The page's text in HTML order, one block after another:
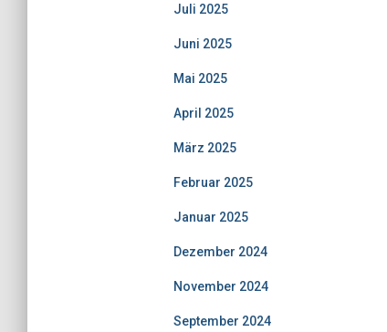
Juli 2025
Juni 2025
Mai 2025
April 2025
März 2025
Februar 2025
Januar 2025
Dezember 2024
November 2024
September 2024